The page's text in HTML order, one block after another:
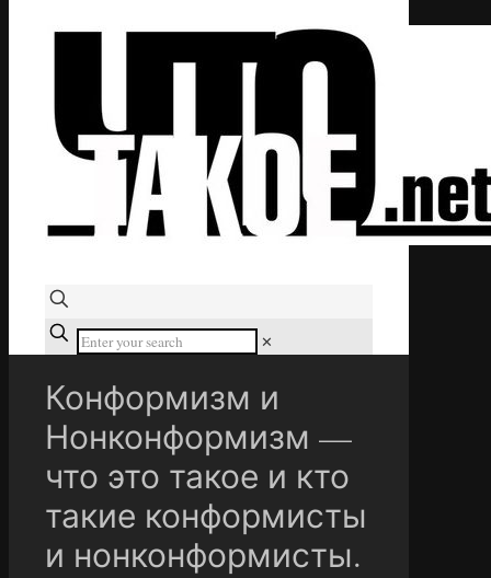
✕
Конформизм и
Нонконформизм —
что это такое и кто
такие конформисты
и нонконформисты.